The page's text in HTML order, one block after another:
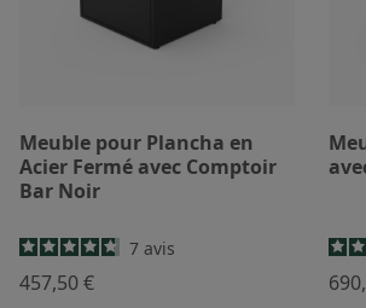
Meuble pour Plancha en
Acier Fermé avec Comptoir
Bar Noir
7 avis
457,50 €